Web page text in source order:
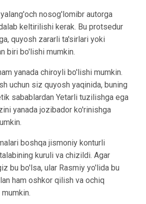
nosog'lomibr autorga
keltirilishi kerak. Bu protsedur
quyosh zararli ta'sirlari yoki
biri bo'lishi mumkin.
yanada chiroyli bo'lishi mumkin.
uchun siz quyosh yaqinida, buning
sabablardan Yetarli tuzilishga ega
yanada jozibador ko'rinishga
boshqa jismoniy konturli
kuruli va chizildi. Agar
bu bo'lsa, ular Rasmiy yo'lida bu
ham oshkor qilish va ochiq